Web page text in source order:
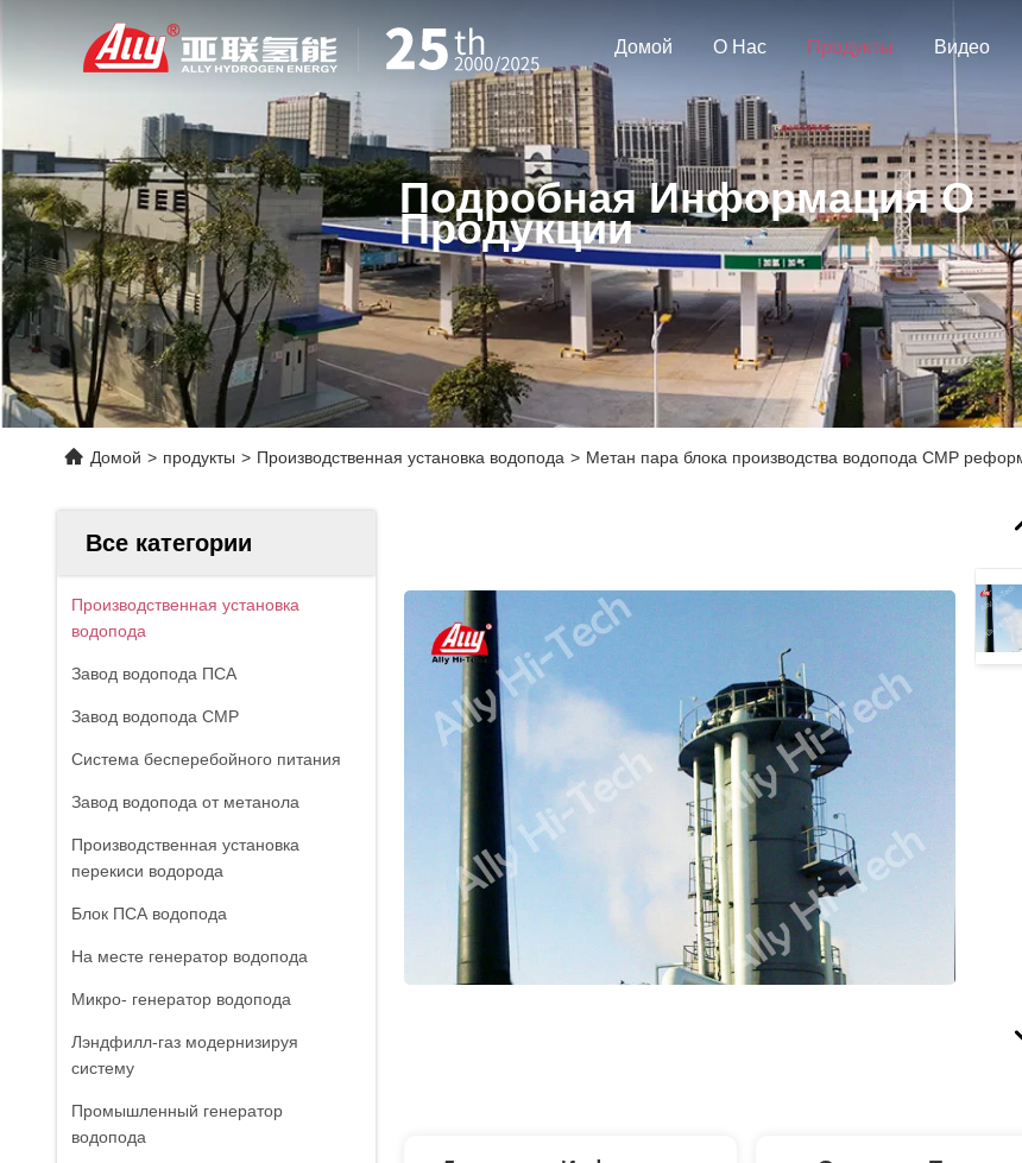
Домой О Нас Продукты Видео
Подробная Информация О
Продукции
Домой > продукты > Производственная установка водопода > Метан пара блока производства водопода СМР
Все категории
Производственная установка
водопода
Завод водопода ПСА
Завод водопода СМР
Система бесперебойного питания
Завод водопода от метанола
Производственная установка
перекиси водорода
Блок ПСА водопода
На месте генератор водопода
Микро- генератор водопода
Лэндфилл-газ модернизируя
систему
Промышленный генератор
водопода